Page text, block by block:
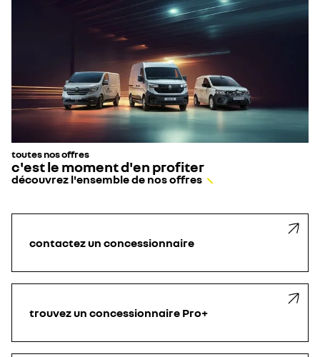
toutes nos offres
c'est le moment d'en profiter
découvrez l'ensemble de nos offres
contactez un concessionnaire
trouvez un concessionnaire Pro+